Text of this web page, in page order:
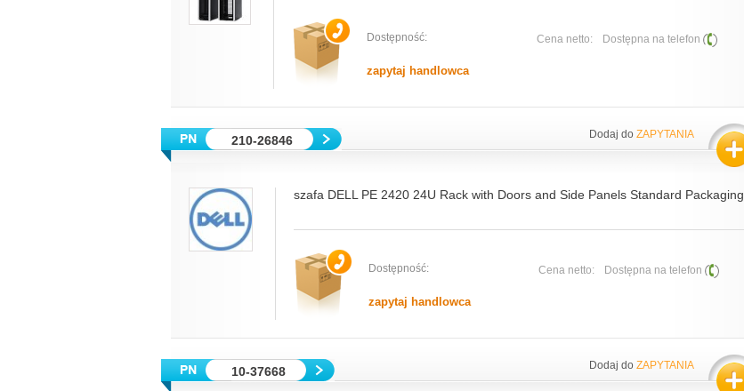
Dostępność:
zapytaj handlowca
Cena netto: Dostępna na telefon
210-26846 Dodaj do ZAPYTANIA
szafa DELL PE 2420 24U Rack with Doors and Side Panels Standard Packaging
Dostępność:
zapytaj handlowca
Cena netto: Dostępna na telefon
10-37668 Dodaj do ZAPYTANIA